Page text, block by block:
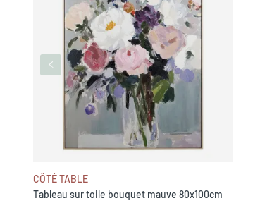
CÔTÉ TABLE
Tableau sur toile bouquet mauve 80x100cm